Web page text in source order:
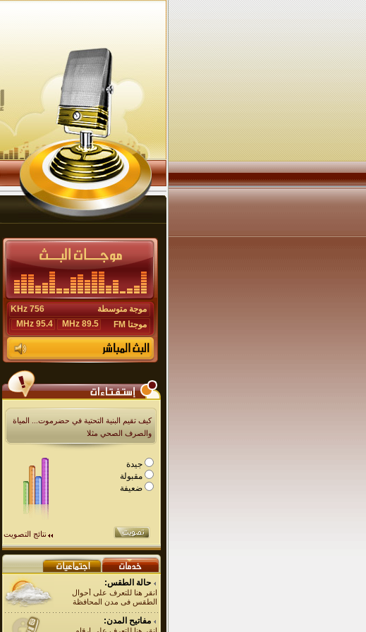
موجة متوسطة
756 KHz
موجتا FM
95.4 MHz 89.5 MHz
كيف تقيم البنية التحتية في حضرموت... المياة
والصرف الصحي مثلا
جيدة
مقبولة
ضعيفة
نتائج التصويت
حالة الطقس:
انقر هنا للتعرف على أحوال
الطقس فى مدن المحافظة
مفاتيح المدن: